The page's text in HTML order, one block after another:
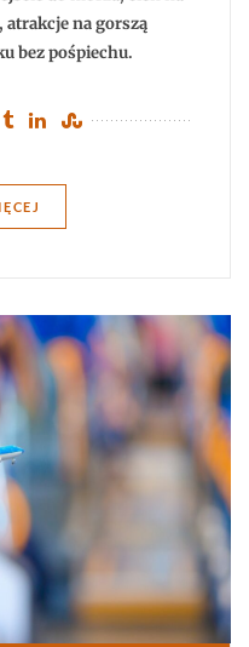
na gorszą
bez pośpiechu.